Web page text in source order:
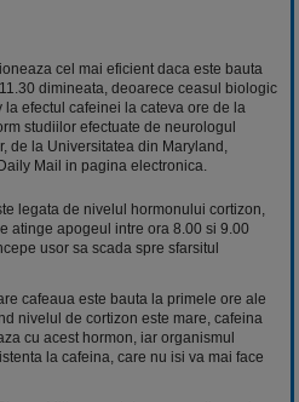
cel mai eficient daca este bauta
dimineata, deoarece ceasul biologic
la efectul cafeinei la cateva ore de la
studiilor efectuate de neurologul
de la Universitatea din Maryland,
Mail in pagina electronica.
legata de nivelul hormonului cortizon,
atinge apogeul intre ora 8.00 si 9.00
usor sa scada spre sfarsitul
cafeaua este bauta la primele ore ale
nivelul de cortizon este mare, cafeina
cu acest hormon, iar organismul
la cafeina, care nu isi va mai face